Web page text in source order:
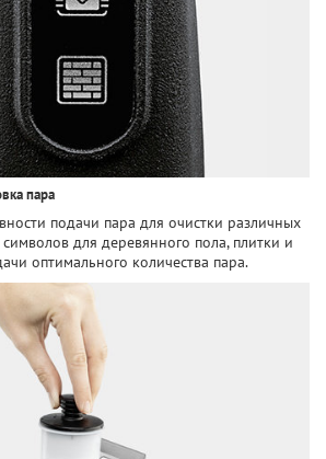
пара
подачи пара для очистки различных
для деревянного пола, плитки и
оптимального количества пара.